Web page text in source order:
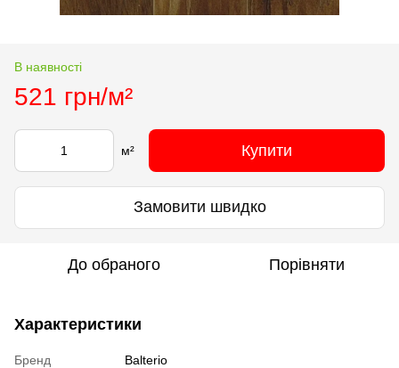
В наявності
521 грн/м²
м² Купити
Замовити швидко
До обраного Порівняти
Характеристики
Бренд
Balterio